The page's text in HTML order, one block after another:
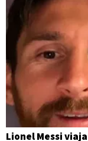
Lionel Messi